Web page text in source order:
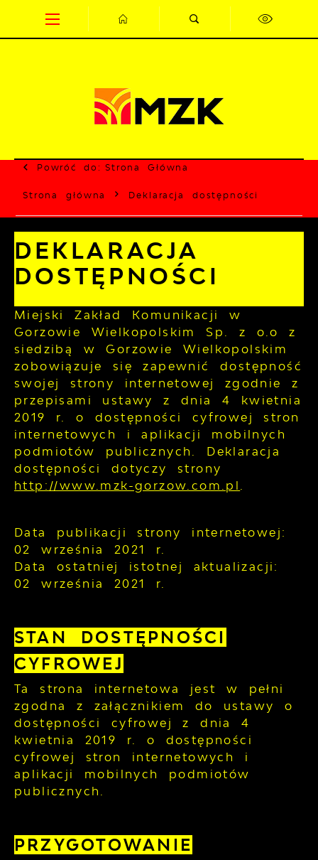
Przejdź do menu.
Przejdź do wyszukiwarki.
Przejdź do treści.
Przejdź do ustawień wielkości czcionki.
Wyłącz wersję kontrastową strony.
Powróć do: Strona Główna
Strona główna Deklaracja dostępności
DEKLARACJA
DOSTĘPNOŚCI
Miejski Zakład Komunikacji w
Gorzowie Wielkopolskim Sp. z o.o z
siedzibą w Gorzowie Wielkopolskim
zobowiązuje się zapewnić dostępność
swojej strony internetowej
zgodnie z
przepisami ustawy z dnia 4 kwietnia
2019 r. o dostępności cyfrowej stron
internetowych i aplikacji mobilnych
podmiotów publicznych. Deklaracja
dostępności dotyczy strony
http://www.mzk-gorzow.com.pl .
Data publikacji strony internetowej:
02 września 2021 r.
Data ostatniej istotnej aktualizacji:
02 września 2021 r.
STAN DOSTĘPNOŚCI
CYFROWEJ
Ta strona internetowa jest w pełni
zgodna z załącznikiem do ustawy o
dostępności cyfrowej z dnia 4
kwietnia 2019 r. o dostępności
cyfrowej stron internetowych i
aplikacji mobilnych podmiotów
publicznych.
PRZYGOTOWANIE